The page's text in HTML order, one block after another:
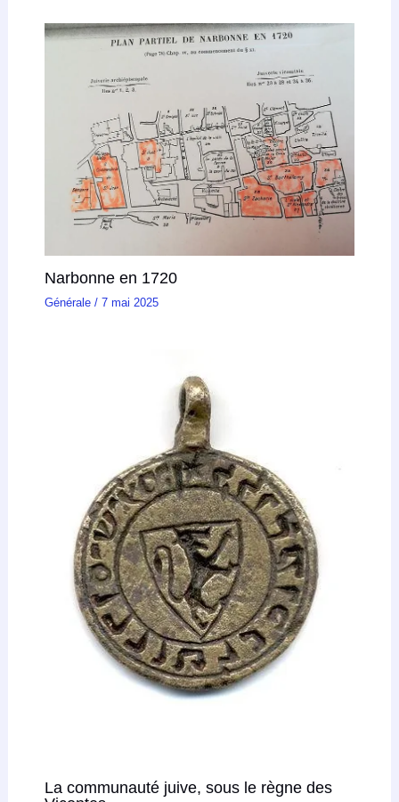
Narbonne en 1720
Générale/ 7 mai 2025
La communauté juive, sous le règne des